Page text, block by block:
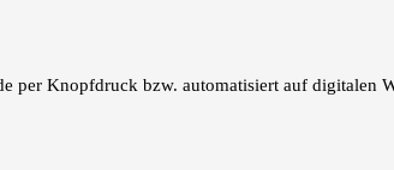
Knopfdruck bzw. automatisiert auf digitalen